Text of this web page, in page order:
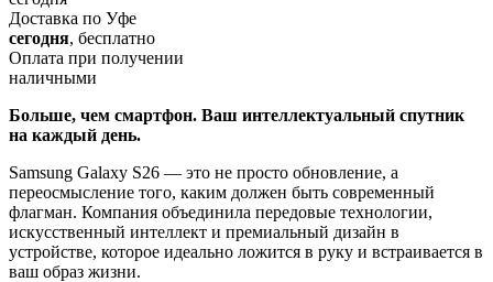
Доставка по Уфе
сегодня, бесплатно
Оплата при получении
наличными
Больше, чем смартфон. Ваш интеллектуальный спутник
на каждый день.
Samsung Galaxy S26 — это не просто обновление, а
переосмысление того, каким должен быть современный
флагман. Компания объединила передовые технологии,
искусственный интеллект и премиальный дизайн в
устройстве, которое идеально ложится в руку и встраивается в
ваш образ жизни.